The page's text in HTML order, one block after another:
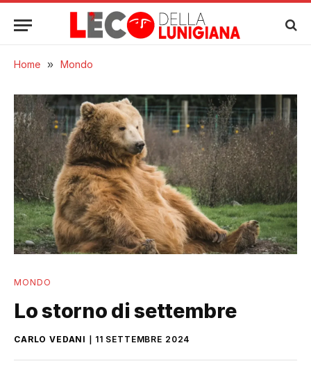
Home » Mondo
MONDO
Lo storno di settembre
CARLO VEDANI 11 SETTEMBRE 2024